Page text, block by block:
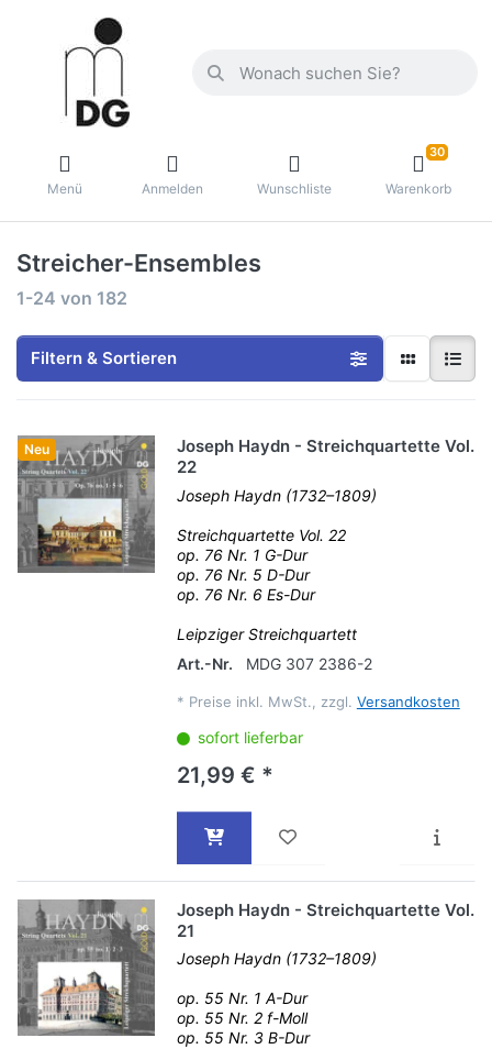
Menü Anmelden Wunschliste
30
Warenkorb
Streicher-Ensembles
1-24 von 182
Filtern & Sortieren
Neu
Joseph Haydn - Streichquartette Vol.
22
Joseph Haydn (1732–1809)
Streichquartette Vol. 22
op. 76 Nr. 1 G-Dur
op. 76 Nr. 5 D-Dur
op. 76 Nr. 6 Es-Dur
Leipziger Streichquartett
Art.-Nr.
MDG 307 2386-2
* Preise inkl. MwSt., zzgl. Versandkosten
sofort lieferbar
21,99 € *
Joseph Haydn - Streichquartette Vol.
21
Joseph Haydn (1732–1809)
op. 55 Nr. 1 A-Dur
op. 55 Nr. 2 f-Moll
op. 55 Nr. 3 B-Dur